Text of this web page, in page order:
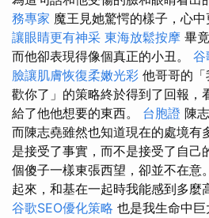
務專家 魔王見她驚愕的樣子，心中
讓眼睛更有神采 東海放鬆按摩 畢
而他卻表現得像個真正的小丑。 谷
臉讓肌膚恢復柔嫩光彩 他哥哥的
歡你了」的策略終於得到了回報，
給了他他想要的東西。 台胞證 陳
而陳志堯雖然也知道現在的處境有
是接受了事實，而不是接受了自己
個傻子一樣東張西望，卻並不在意
起來，和基在一起時我能感到多麼
谷歌SEO優化策略 也是我生命中